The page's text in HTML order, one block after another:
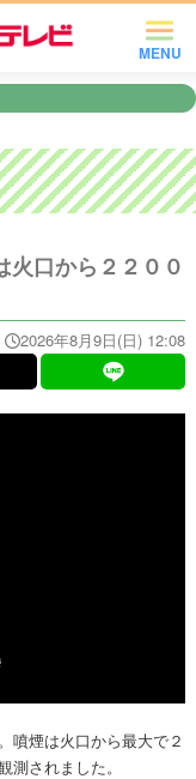
MENU
口から２２００
2026年8月9日(日) 12:08
噴煙は火口から最大で２
されました。